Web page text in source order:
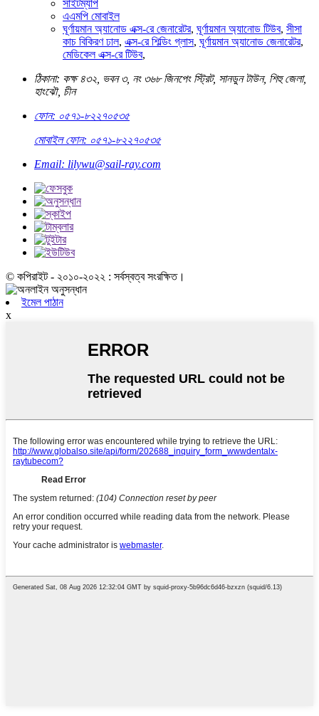
সাইটম্যাপ
এএমপি মোবাইল
ঘূর্ণায়মান অ্যানোড এক্স-রে জেনারেটর, ঘূর্ণায়মান অ্যানোড টিউব, সীসা
কাচ বিকিরণ ঢাল, এক্স-রে শিল্ডিং গ্লাস, ঘূর্ণায়মান অ্যানোড জেনারেটর,
মেডিকেল এক্স-রে টিউব,
ঠিকানা: কক্ষ ৪৩২, ভবন ৩, নং ৩৬৮ জিনপেং স্ট্রিট, সানডুন টাউন, শিহু জেলা,
হাংঝৌ, চীন
ফোন: ০৫৭১-৮২২৭০৫৩৫
মোবাইল ফোন: ০৫৭১-৮২২৭০৫৩৫
Email: lilywu@sail-ray.com
© কপিরাইট - ২০১০-২০২২ : সর্বস্বত্ব সংরক্ষিত।
ইমেল পাঠান
x